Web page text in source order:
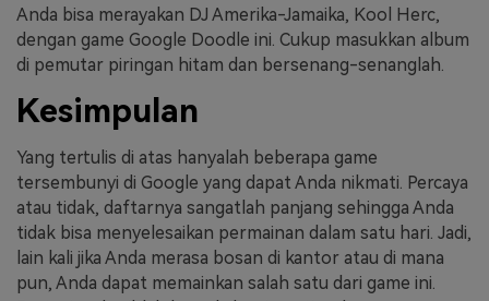
Anda bisa merayakan DJ Amerika-Jamaika, Kool Herc,
dengan game Google Doodle ini. Cukup masukkan album
di pemutar piringan hitam dan bersenang-senanglah.
Kesimpulan
Yang tertulis di atas hanyalah beberapa game
tersembunyi di Google yang dapat Anda nikmati. Percaya
atau tidak, daftarnya sangatlah panjang sehingga Anda
tidak bisa menyelesaikan permainan dalam satu hari. Jadi,
lain kali jika Anda merasa bosan di kantor atau di mana
pun, Anda dapat memainkan salah satu dari game ini.